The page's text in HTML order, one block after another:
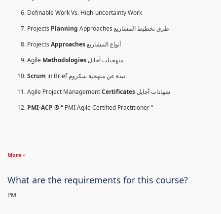
Definable Work Vs. High-uncertainty Work
Projects Planning
Approaches طرق تخطيط المشاريع
Projects Approachesأنواع المشاريع
Agile Methodologiesمنهجيات آجايل
Scrum
in Brief نبذة عن منهجية سكروم
Agile Project ManagementCertificatesشهادات أجايل
PMI-ACP ® “ PMI Agile Certified Practitioner “
More
What are the requirements for this course?
PM